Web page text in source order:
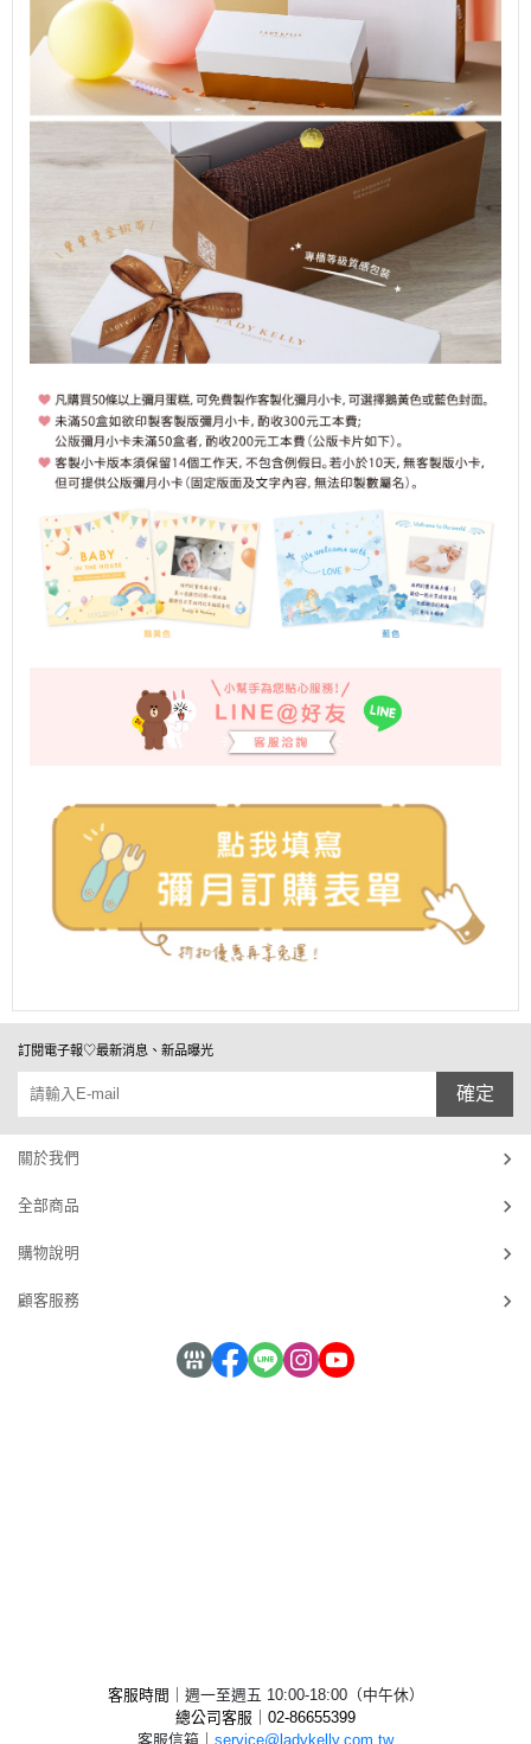
客服時間｜ 週一至週五 10:00-18:00（中午休）
總公司客服｜02-86655399
客服信箱
service@ladykelly.com.tw
訂閱電子報♡最新消息、新品曝光
確定
關於我們
全部商品
購物說明
顧客服務